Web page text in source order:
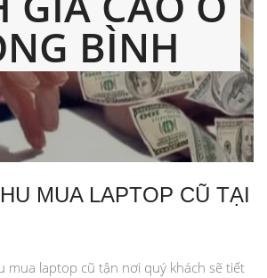
BÌNH
MUA LAPTOP CŨ TẠI
mua laptop cũ tận nơi quý khách sẽ tiết